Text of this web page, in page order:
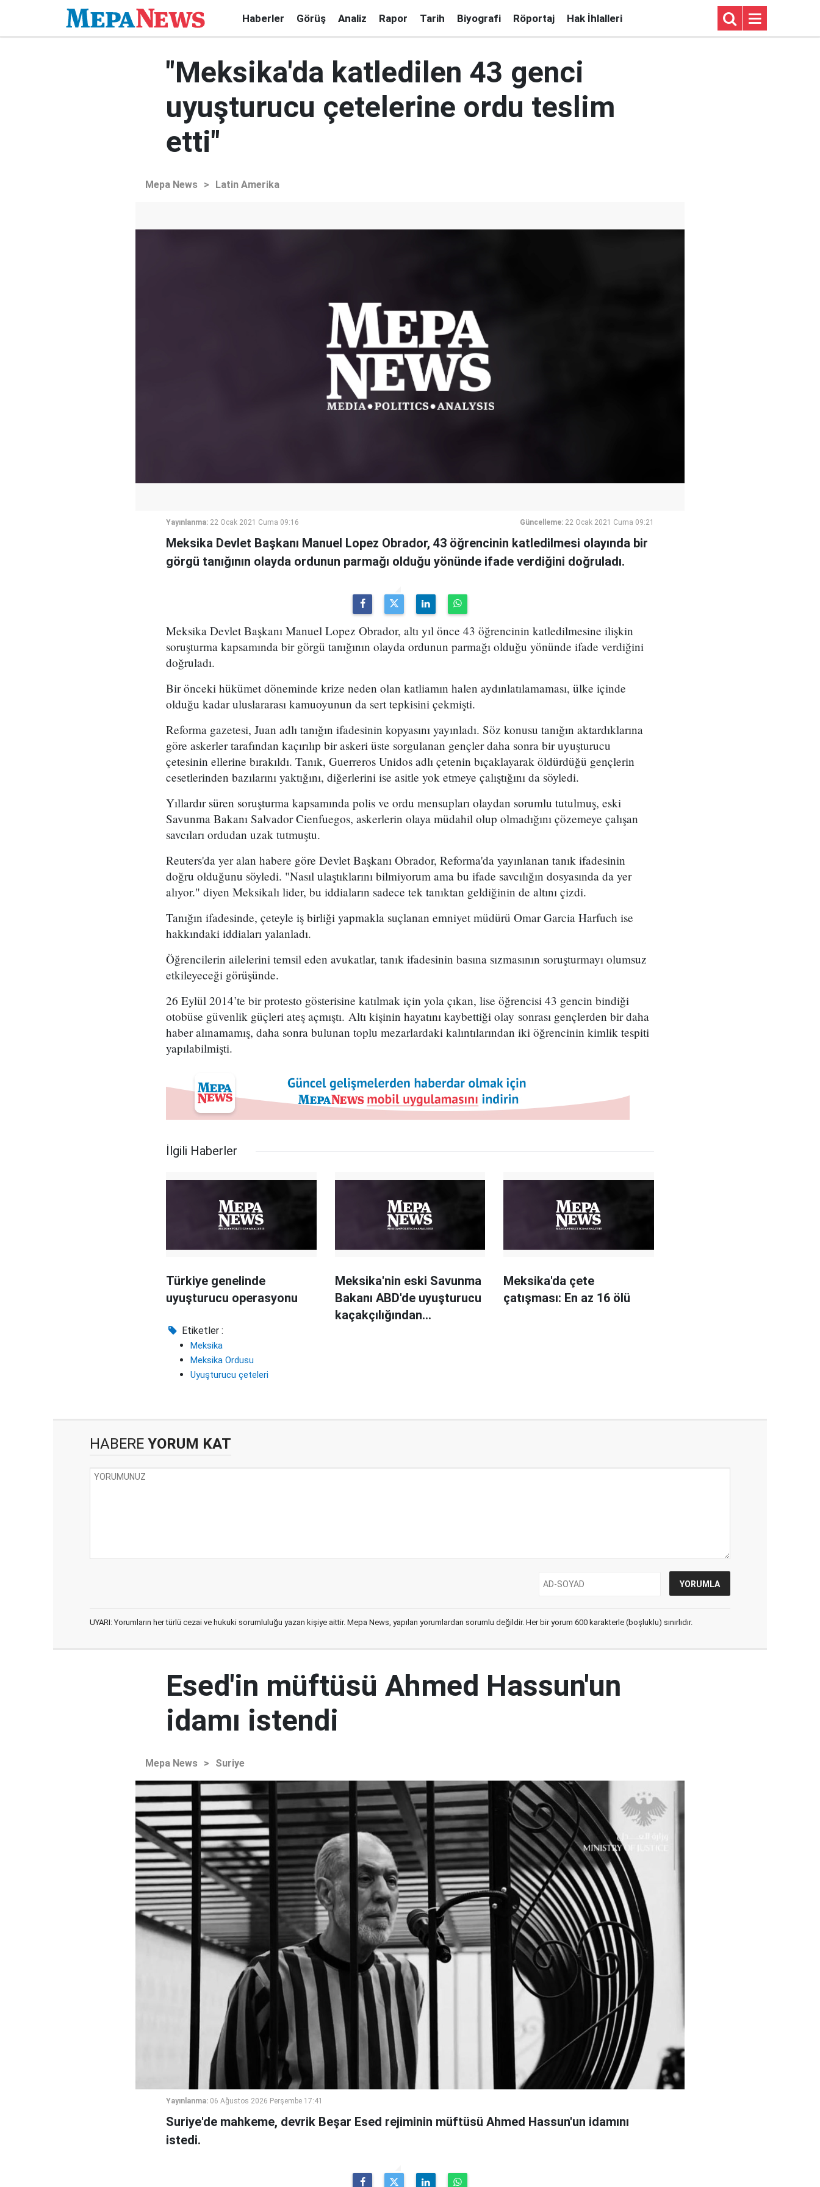
Haberler Görüş Analiz Rapor Tarih Biyografi Röportaj Hak İhlalleri
"Meksika'da katledilen 43 genci
uyuşturucu çetelerine ordu teslim
etti"
Mepa News > Latin Amerika
Yayınlanma: 22 Ocak 2021 Cuma 09:16 Güncelleme: 22 Ocak 2021 Cuma 09:21
Meksika Devlet Başkanı Manuel Lopez Obrador, 43 öğrencinin katledilmesi olayında bir
görgü tanığının olayda ordunun parmağı olduğu yönünde ifade verdiğini doğruladı.
Meksika Devlet Başkanı Manuel Lopez Obrador, altı yıl önce 43 öğrencinin katledilmesine ilişkin
soruşturma kapsamında bir görgü tanığının olayda ordunun parmağı olduğu yönünde ifade verdiğini
doğruladı.
Bir önceki hükümet döneminde krize neden olan katliamın halen aydınlatılamaması, ülke içinde
olduğu kadar uluslararası kamuoyunun da sert tepkisini çekmişti.
Reforma gazetesi, Juan adlı tanığın ifadesinin kopyasını yayınladı. Söz konusu tanığın aktardıklarına
göre askerler tarafından kaçırılıp bir askeri üste sorgulanan gençler daha sonra bir uyuşturucu
çetesinin ellerine bırakıldı. Tanık, Guerreros Unidos adlı çetenin bıçaklayarak öldürdüğü gençlerin
cesetlerinden bazılarını yaktığını, diğerlerini ise asitle yok etmeye çalıştığını da söyledi.
Yıllardır süren soruşturma kapsamında polis ve ordu mensupları olaydan sorumlu tutulmuş, eski
Savunma Bakanı Salvador Cienfuegos, askerlerin olaya müdahil olup olmadığını çözemeye çalışan
savcıları ordudan uzak tutmuştu.
Reuters'da yer alan habere göre Devlet Başkanı Obrador, Reforma'da yayınlanan tanık ifadesinin
doğru olduğunu söyledi. "Nasıl ulaştıklarını bilmiyorum ama bu ifade savcılığın dosyasında da yer
alıyor." diyen Meksikalı lider, bu iddiaların sadece tek tanıktan geldiğinin de altını çizdi.
Tanığın ifadesinde, çeteyle iş birliği yapmakla suçlanan emniyet müdürü Omar Garcia Harfuch ise
hakkındaki iddiaları yalanladı.
Öğrencilerin ailelerini temsil eden avukatlar, tanık ifadesinin basına sızmasının soruşturmayı olumsuz
etkileyeceği görüşünde.
26 Eylül 2014’te bir protesto gösterisine katılmak için yola çıkan, lise öğrencisi 43 gencin bindiği
otobüse güvenlik güçleri ateş açmıştı. Altı kişinin hayatını kaybettiği olay sonrası gençlerden bir daha
haber alınamamış, daha sonra bulunan toplu mezarlardaki kalıntılarından iki öğrencinin kimlik tespiti
yapılabilmişti.
İlgili Haberler
Türkiye genelinde
uyuşturucu operasyonu
Meksika'nin eski Savunma
Bakanı ABD'de uyuşturucu
kaçakçılığından
Meksika'da çete
çatışması: En az 16 ölü
Etiketler :
Meksika
Meksika Ordusu
Uyuşturucu çeteleri
HABERE YORUM KAT
UYARI: Yorumların her türlü cezai ve hukuki sorumluluğu yazan kişiye aittir. Mepa News, yapılan yorumlardan sorumlu değildir. Her bir yorum 600 karakterle (boşluklu) sınırlıdır.
Esed'in müftüsü Ahmed Hassun'un
idamı istendi
Mepa News > Suriye
Yayınlanma: 06 Ağustos 2026 Perşembe 17:41
Suriye'de mahkeme, devrik Beşar Esed rejiminin müftüsü Ahmed Hassun'un idamını
istedi.